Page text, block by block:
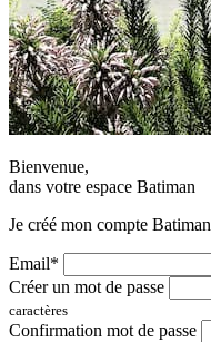
Bienvenue,
dans votre espace Batiman
Je créé mon compte Batiman
Email*
Créer un mot de passe
caractères
Confirmation mot de passe